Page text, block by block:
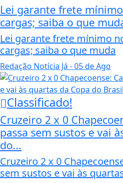
Lei garante frete
cargas; saiba o que
Lei garante frete mínimo
cargas; saiba o que muda
Redação Notícia Já - 05 de Ago
Classificado!
Cruzeiro 2 x 0
passa sem sustos e vai
do...
Cruzeiro 2 x 0
sem sustos e vai às